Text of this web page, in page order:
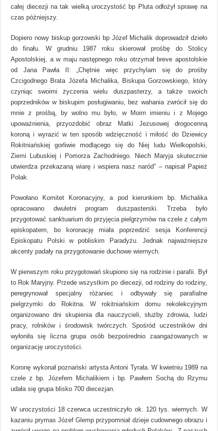
całej diecezji na tak wielką uroczystość bp Pluta odłożył sprawę na
czas późniejszy.
Dopiero nowy biskup gorzowski bp Józef Michalik doprowadził dzieło
do finału. W grudniu 1987 roku skierował prośbę do Stolicy
Apostolskiej, a w maju następnego roku otrzymał breve apostolskie
od Jana Pawła II: „Chętnie więc przychylam się do prośby
Czcigodnego Brata Józefa Michalika, Biskupa Gorzowskiego, który
czyniąc swoimi życzenia wielu duszpasterzy, a także swoich
poprzedników w biskupim posługiwaniu, bez wahania zwrócił się do
mnie z prośbą, by wolno mu było, w Moim imieniu i z Mojego
upoważnienia, przyozdobić obraz Matki Jezusowej drogocenną
koroną i wyrazić w ten sposób wdzięczność i miłość do Dziewicy
Rokitniańskiej gorliwie modlącego się do Niej ludu Wielkopolski,
Ziemi Lubuskiej i Pomorza Zachodniego. Niech Maryja skutecznie
utwierdza przekazaną wiarę i wspiera nasz naród” – napisał Papież
Polak.
Powołano Komitet Koronacyjny, a pod kierunkiem bp. Michalika
opracowano dwuletni program duszpasterski. Trzeba było
przygotować sanktuarium do przyjęcia pielgrzymów na czele z całym
episkopatem, bo koronację miała poprzedzić sesja Konferencji
Episkopatu Polski w pobliskim Paradyżu. Jednak najważniejsze
akcenty padały na przygotowanie duchowe wiernych.
W pierwszym roku przygotowań skupiono się na rodzinie i parafii. Był
to Rok Maryjny. Przede wszystkim po diecezji, od rodziny do rodziny,
peregrynował specjalny różaniec i odbywały się parafialne
pielgrzymki do Rokitna. W rokitniańskim domu rekolekcyjnym
organizowano dni skupienia dla nauczycieli, służby zdrowia, ludzi
pracy, rolników i środowisk twórczych. Spośród uczestników dni
wyłoniła się liczna grupa osób bezpośrednio zaangażowanych w
organizację uroczystości.
Koronę wykonał poznański artysta Antoni Tyrała. W kwietniu 1989 na
czele z bp. Józefem Michalikiem i bp. Pawłem Sochą do Rzymu
udała się grupa blisko 700 diecezjan.
W uroczystości 18 czerwca uczestniczyło ok. 120 tys. wiernych. W
kazaniu prymas Józef Glemp przypomniał dzieje cudownego obrazu i